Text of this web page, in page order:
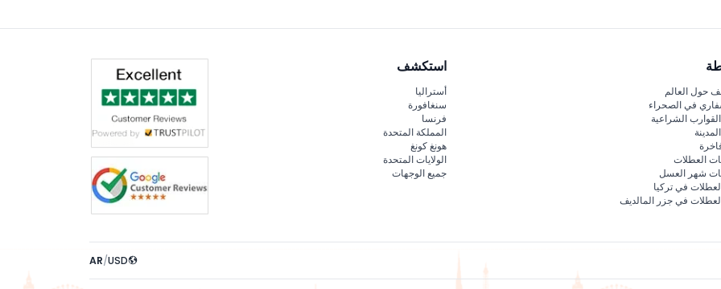
حول العالم
في الصحراء
الشراعية
العطلات
شهر العسل
في تركيا
في جزر المالديف
استكشف
أستراليا
سنغافورة
فرنسا
المملكة المتحدة
هونغ كونغ
الولايات المتحدة
جميع الوجهات
AR/USD